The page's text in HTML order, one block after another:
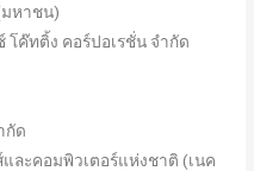
หาชน)
โค๊ทติ้ง คอร์ปอเรชั่น จำกัด
กัด
ละคอมพิวเตอร์แห่งชาติ (เนค